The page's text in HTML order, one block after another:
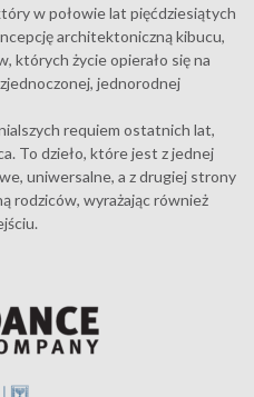
w połowie lat pięćdziesiątych
architektoniczną kibucu,
których życie opierało się na
jednorodnej
requiem ostatnich lat,
To dzieło, które jest z jednej
uniwersalne, a z drugiej strony
rodziców, wyrażając również